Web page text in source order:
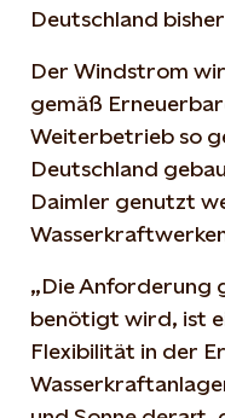
Deutschland
Der Windstrom
gemäß
Weiterbetrieb so
Deutschland
Daimler genutzt
„Die Anforderung
benötigt wird, ist
Flexibilität in der